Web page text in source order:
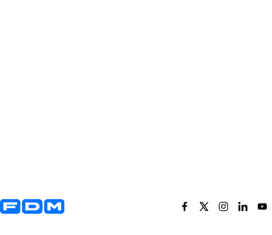
Yderligere information og kontaktoplysninger